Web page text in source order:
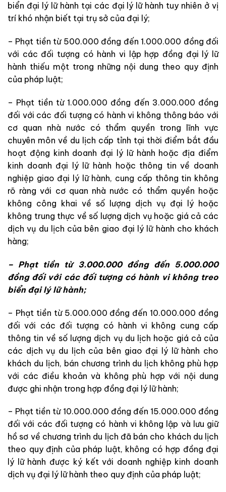
biển đại lý lữ hành tại các đại lý lữ hành tuy nhiên ở vị
trí khó nhận biết tại trụ sở của đại lý;
– Phạt tiền từ 500.000 đồng đến 1.000.000 đồng đối
với các đối tượng có hành vi lập hợp đồng đại lý lữ
hành thiếu một trong những nội dung theo quy định
của pháp luật;
– Phạt tiền từ 1.000.000 đồng đến 3.000.000 đồng
đối với các đối tượng có hành vi không thông báo với
cơ quan nhà nước có thẩm quyền trong lĩnh vực
chuyên môn về du lịch cấp tỉnh tại thời điểm bắt đầu
hoạt động kinh doanh đại lý lữ hành hoặc địa điểm
kinh doanh đại lý lữ hành hoặc thông tin về doanh
nghiệp giao đại lý lữ hành, cung cấp thông tin không
rõ ràng với cơ quan nhà nước có thẩm quyền hoặc
không công khai về số lượng dịch vụ đại lý hoặc
không trung thực về số lượng dịch vụ hoặc giá cả các
dịch vụ du lịch của bên giao đại lý lữ hành cho khách
hàng;
– Phạt tiền từ 3.000.000 đồng đến 5.000.000
đồng đối với các đối tượng có hành vi không treo
biển đại lý lữ hành;
– Phạt tiền từ 5.000.000 đồng đến 10.000.000 đồng
đối với các đối tượng có hành vi không cung cấp
thông tin về số lượng dịch vụ du lịch hoặc giá cả của
các dịch vụ du lịch của bên giao đại lý lữ hành cho
khách du lịch, bán chương trình du lịch không phù hợp
với các điều khoản và không phù hợp với nội dung
được ghi nhận trong hợp đồng đại lý lữ hành;
– Phạt tiền từ 10.000.000 đồng đến 15.000.000 đồng
đối với các đối tượng có hành vi không lập và lưu giữ
hồ sơ về chương trình du lịch đã bán cho khách du lịch
theo quy định của pháp luật, không có hợp đồng đại
lý lữ hành được ký kết với doanh nghiệp kinh doanh
dịch vụ đại lý lữ hành theo quy định của pháp luật;